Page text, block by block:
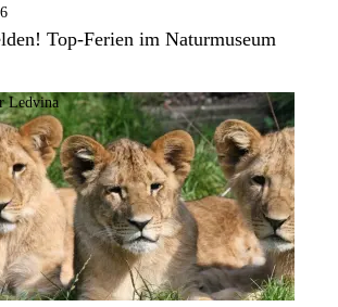
Top-Ferien im Naturmuseum
Ledvina